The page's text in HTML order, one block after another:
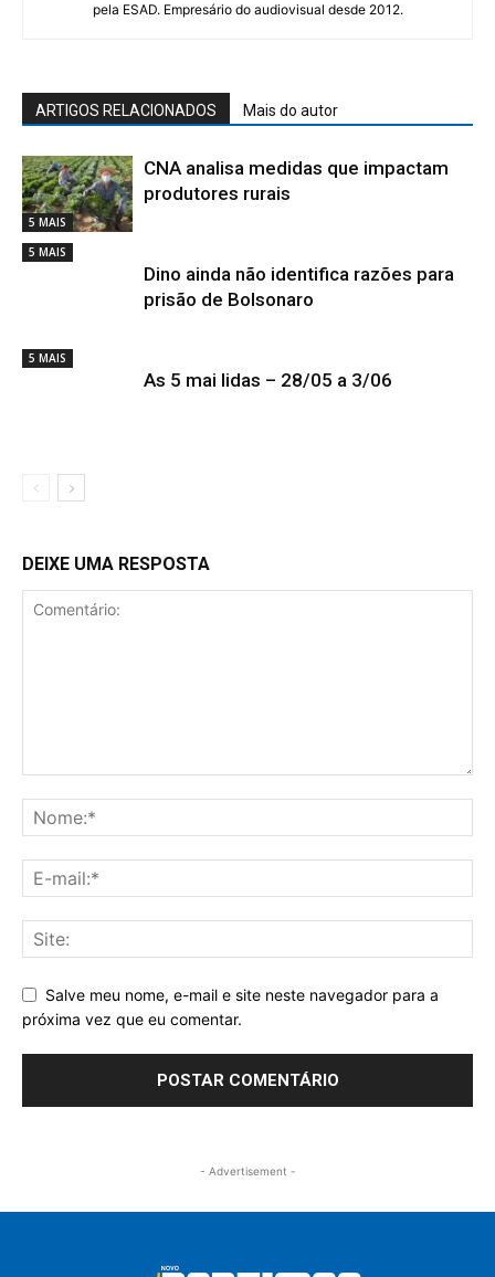
pela ESAD. Empresário do audiovisual desde 2012.
ARTIGOS RELACIONADOS Mais do autor
5 MAIS
CNA analisa medidas que impactam
produtores rurais
5 MAIS
Dino ainda não identifica razões para
prisão de Bolsonaro
5 MAIS
As 5 mai lidas – 28/05 a 3/06
DEIXE UMA RESPOSTA
Salve meu nome, e-mail e site neste navegador para a
próxima vez que eu comentar.
- Advertisement -